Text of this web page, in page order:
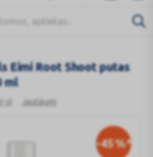
s) Jautājumi
Eimi Root Shoot putas
ml
-45%*